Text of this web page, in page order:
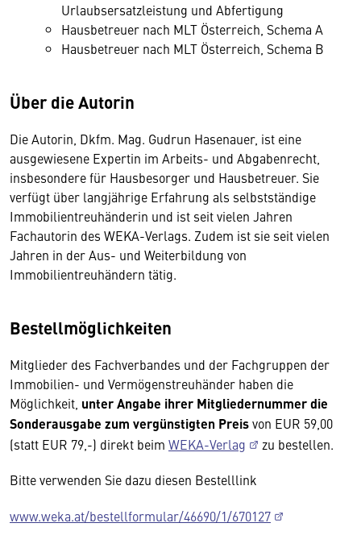
Urlaubsersatzleistung und Abfertigung
Hausbetreuer nach MLT Österreich, Schema A
Hausbetreuer nach MLT Österreich, Schema B
Über die Autorin
Die Autorin, Dkfm. Mag. Gudrun Hasenauer, ist eine
ausgewiesene Expertin im Arbeits- und Abgabenrecht,
insbesondere für Hausbesorger und Hausbetreuer. Sie
verfügt über langjährige Erfahrung als selbstständige
Immobilientreuhänderin und ist seit vielen Jahren
Fachautorin des WEKA-Verlags. Zudem ist sie seit vielen
Jahren in der Aus- und Weiterbildung von
Immobilientreuhändern tätig.
Bestellmöglichkeiten
Mitglieder des Fachverbandes und der Fachgruppen der
Immobilien- und Vermögenstreuhänder haben die
Möglichkeit, unter Angabe ihrer Mitgliedernummer die
Sonderausgabe zum vergünstigten Preisvon EUR 59,00
(statt EUR 79,-) direkt beim WEKA-Verlag
zu bestellen.
Bitte verwenden Sie dazu diesen Bestelllink
www.weka.at/bestellformular/46690/1/670127